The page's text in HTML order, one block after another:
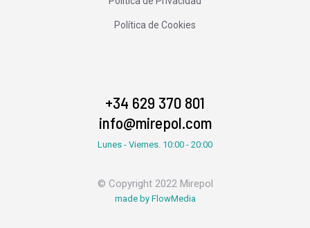
Política de Cookies
+34 629 370 801
info@mirepol.com
Lunes - Viernes. 10:00 - 20:00
© Copyright 2022 Mirepol
made by FlowMedia